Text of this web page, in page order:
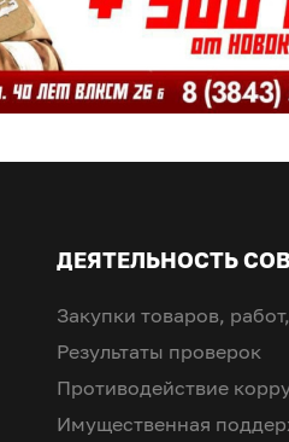
ДЕЯТЕЛЬНОСТЬ
Закупки товаров,
Результаты проверок
Противодействие
Имущественная